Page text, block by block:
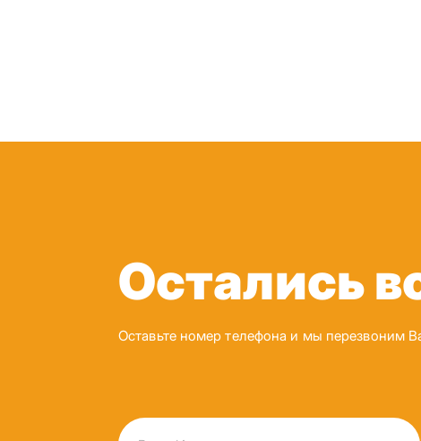
Остались
Оставьте номер телефона и мы перезвоним